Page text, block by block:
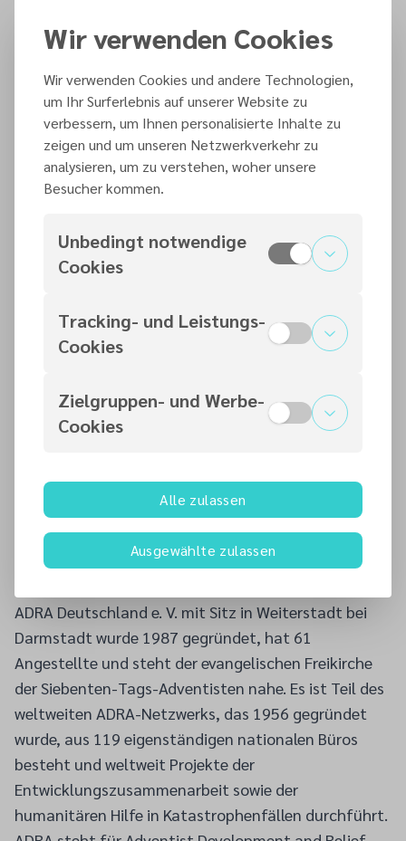
traumatisierte Personen gezielte psychosoziale
Betreuung.
Südostasien (Taifun):Im November 2025 wurden die
Philippinen innerhalb einer Woche von zwei schweren
Taifunen, „Kalmaegi“ und „Fung-Wong“, mit
Windgeschwindigkeiten von beinahe 200 km/h
heimgesucht. Die Stürme lösten massive
insgesamt mehr als 1,6 Millionen Menschen auf den
Philippinen, aber auch in Vietnam betroffen sind. Auf
Grundversorgung durch die Verteilung von
Nahrungsmitteln, Trinkwasser und Hygieneartikeln.
hinaus zu helfen, stelle ADRA zudem Baumaterialien
und Solarleuchten für den Wiederaufbau bereit und
traumatisierte Familien an. In Vietnam
konzentrierten sich die Maßnahmen darauf, die
Folgen der schweren Überflutungen in der Region Hue
zu bewältigen.
ADRA Deutschland e. V. mit Sitz in Weiterstadt bei
Darmstadt wurde 1987 gegründet, hat 61
Angestellte und steht der evangelischen Freikirche
der Siebenten-Tags-Adventisten nahe. Es ist Teil des
weltweiten ADRA-Netzwerks, das 1956 gegründet
wurde, aus 119 eigenständigen nationalen Büros
besteht und weltweit Projekte der
Entwicklungszusammenarbeit sowie der
humanitären Hilfe in Katastrophenfällen durchführt.
Wir verwenden Cookies
Wir verwenden Cookies und andere Technologien,
um Ihr Surferlebnis auf unserer Website zu
verbessern, um Ihnen personalisierte Inhalte zu
zeigen und um unseren Netzwerkverkehr zu
analysieren, um zu verstehen, woher unsere
Besucher kommen.
Unbedingt notwendige
Cookies
Tracking- und Leistungs-
Cookies
Zielgruppen- und Werbe-
Cookies
Alle zulassen
Ausgewählte zulassen